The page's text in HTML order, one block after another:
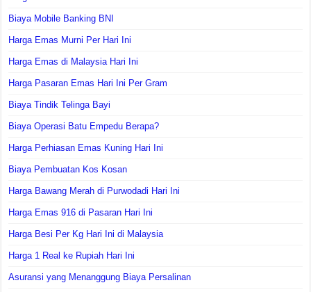
Biaya Mobile Banking BNI
Harga Emas Murni Per Hari Ini
Harga Emas di Malaysia Hari Ini
Harga Pasaran Emas Hari Ini Per Gram
Biaya Tindik Telinga Bayi
Biaya Operasi Batu Empedu Berapa?
Harga Perhiasan Emas Kuning Hari Ini
Biaya Pembuatan Kos Kosan
Harga Bawang Merah di Purwodadi Hari Ini
Harga Emas 916 di Pasaran Hari Ini
Harga Besi Per Kg Hari Ini di Malaysia
Harga 1 Real ke Rupiah Hari Ini
Asuransi yang Menanggung Biaya Persalinan